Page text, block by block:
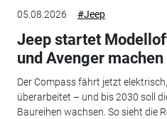
05.08.2026 #Jeep
Jeep startet
und Avenger
Der Compass fährt jetzt
überarbeitet – und bis 2030 soll
Baureihen wachsen. So sieht die